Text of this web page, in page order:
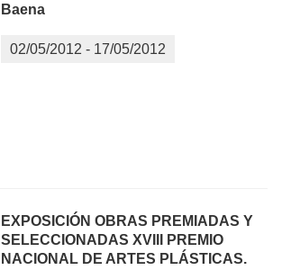
Baena
02/05/2012 - 17/05/2012
EXPOSICIÓN OBRAS PREMIADAS Y
SELECCIONADAS XVIII PREMIO
NACIONAL DE ARTES PLÁSTICAS.